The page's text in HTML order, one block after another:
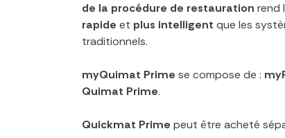
de la procédure de restauration rend
rapide et plus intelligent que les
traditionnels.
myQuimat Prime se compose de :
Quimat Prime.
Quickmat Prime peut être acheté